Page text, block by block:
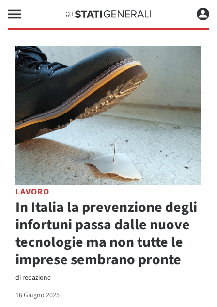
LAVORO
In Italia la prevenzione degli
infortuni passa dalle nuove
tecnologie ma non tutte le
imprese sembrano pronte
di redazione
16 Giugno 2025